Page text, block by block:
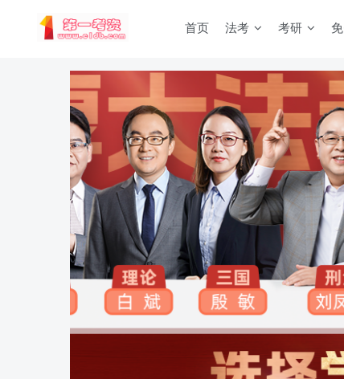
首页 法考 考研
更新提示：已经更新部分机构主观题法考资料